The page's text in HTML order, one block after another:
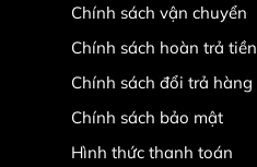
Chính sách vận chuyển
Chính sách hoàn trả tiền
Chính sách đổi trả hàng
Chính sách bảo mật
Hình thức thanh toán